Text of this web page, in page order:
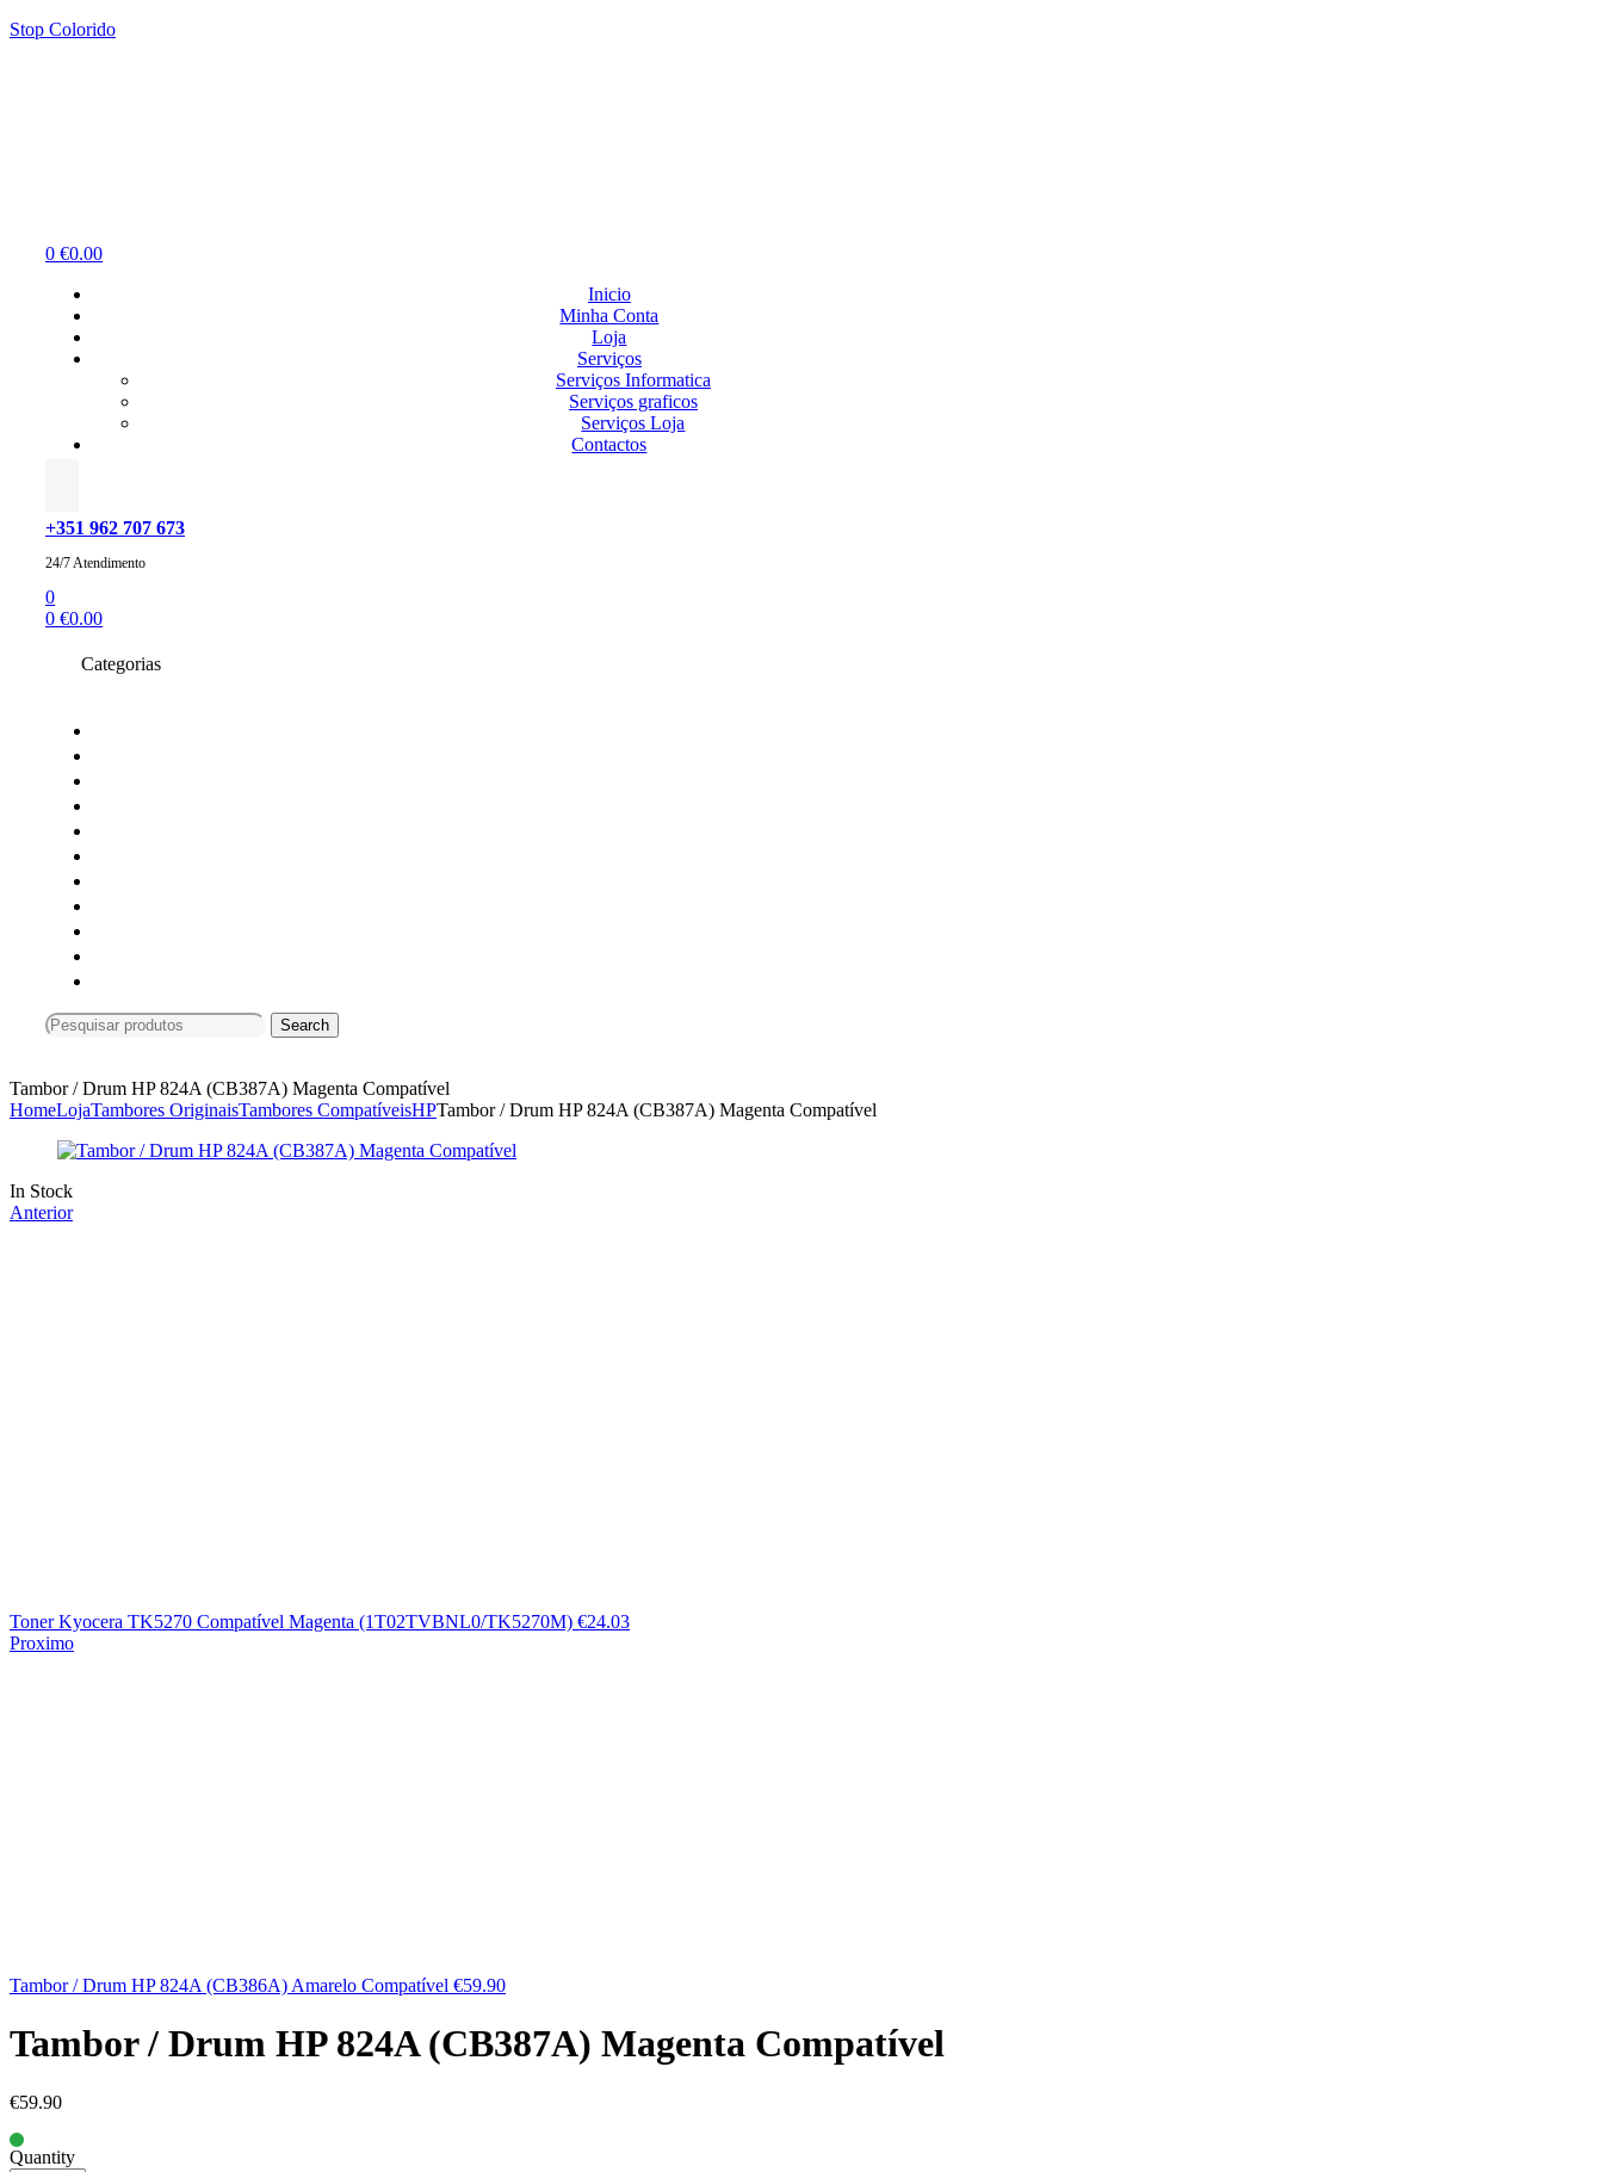
Stop Colorido
0 €0.00
Inicio
Minha Conta
Loja
Serviços
Serviços Informatica
Serviços graficos
Serviços Loja
Contactos
+351 962 707 673
24/7 Atendimento
0
0 €0.00
Categorias
Search
Search
Tambor / Drum HP 824A (CB387A) Magenta Compatível
HomeLojaTambores OriginaisTambores CompatíveisHPTambor / Drum HP 824A (CB387A) Magenta Compatível
Availability:
In Stock
Anterior
Toner Kyocera TK5270 Compatível Magenta (1T02TVBNL0/TK5270M) €24.03
Proximo
Tambor / Drum HP 824A (CB386A) Amarelo Compatível €59.90
Tambor / Drum HP 824A (CB387A) Magenta Compatível
€59.90
Quantity